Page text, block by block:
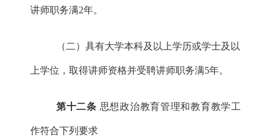
讲师职务满2年。
（二）具有大学本科及以上学历或学士及以
上学位，取得讲师资格并受聘讲师职务满5年。
第十二条 思想政治教育管理和教育教学工
作符合下列要求